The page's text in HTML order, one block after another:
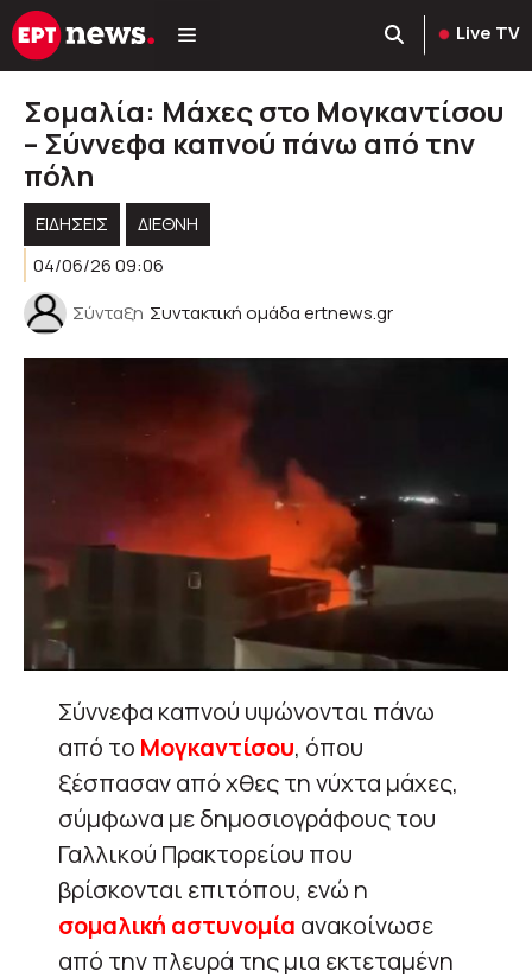
Μετάβαση
σε
Live TV
Σομαλία: Μάχες στο Μογκαντίσου
– Σύννεφα καπνού πάνω από την
πόλη
ΕΙΔΗΣΕΙΣ
ΔΙΕΘΝΗ
04/06/26 09:06
Σύνταξη Συντακτική ομάδα ertnews.gr
Σύννεφα καπνού υψώνονται πάνω
από το Μογκαντίσου, όπου
ξέσπασαν από χθες τη νύχτα μάχες,
σύμφωνα με δημοσιογράφους του
Γαλλικού Πρακτορείου που
βρίσκονται επιτόπου, ενώ η
σομαλική αστυνομία ανακοίνωσε
από την πλευρά της μια εκτεταμένη